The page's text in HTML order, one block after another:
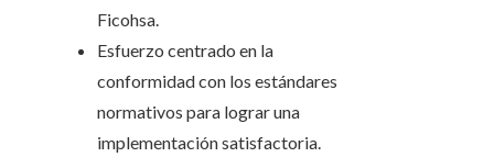
Ficohsa.
Esfuerzo centrado en la
conformidad con los estándares
normativos para lograr una
implementación satisfactoria.